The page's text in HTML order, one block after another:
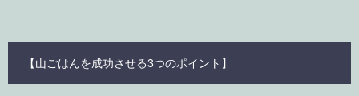
【山ごはんを成功させる3つのポイント】